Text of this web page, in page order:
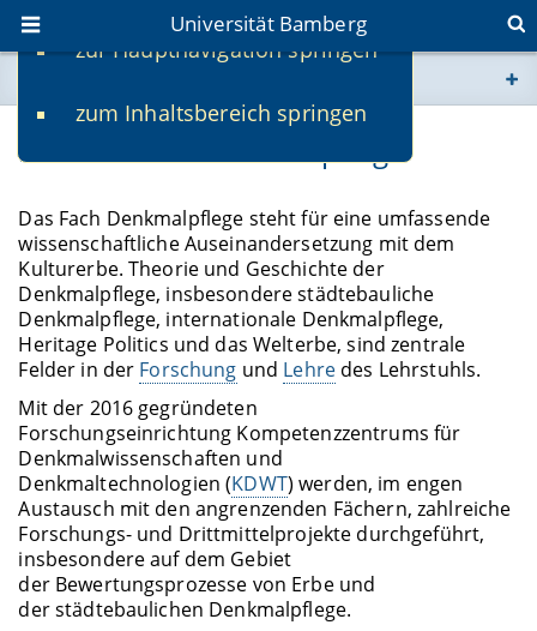
zur Hauptnavigation springen
zum Inhaltsbereich springen
Universität Bamberg
www.uni-bamberg.de
fis.uni-bamberg.de
Lehrstuhl für Denkmalpflege
Das Fach Denkmalpflege steht für eine umfassende
wissenschaftliche Auseinandersetzung mit dem
Kulturerbe. Theorie und Geschichte der
Denkmalpflege, insbesondere städtebauliche
Denkmalpflege, internationale Denkmalpflege,
Heritage Politics und das Welterbe, sind zentrale
Felder in der Forschung und Lehre des Lehrstuhls.
Mit der 2016 gegründeten
Forschungseinrichtung Kompetenzzentrums für
Denkmalwissenschaften und
Denkmaltechnologien (KDWT) werden, im engen
Austausch mit den angrenzenden Fächern, zahlreiche
Forschungs- und Drittmittelprojekte durchgeführt,
insbesondere auf dem Gebiet
der Bewertungsprozesse von Erbe und
der städtebaulichen Denkmalpflege.